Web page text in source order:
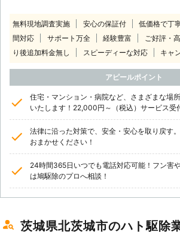
無料現地調査実施 安心の保証付 低価格で丁
間対応
サポート万全 経験豊富 ご好評・
り後追加料金無し
スピーディーな対応 キャ
アピールポイント
住宅・マンション・病院など、さまざまな場
いたします！22,000円～（税込）サービス受
法律に沿った対策で、安全・安心を取り戻す
おまかせください！
24時間365日いつでも電話対応可能！フン害
は鳩駆除のプロへ相談！
茨城県北茨城市のハト駆除